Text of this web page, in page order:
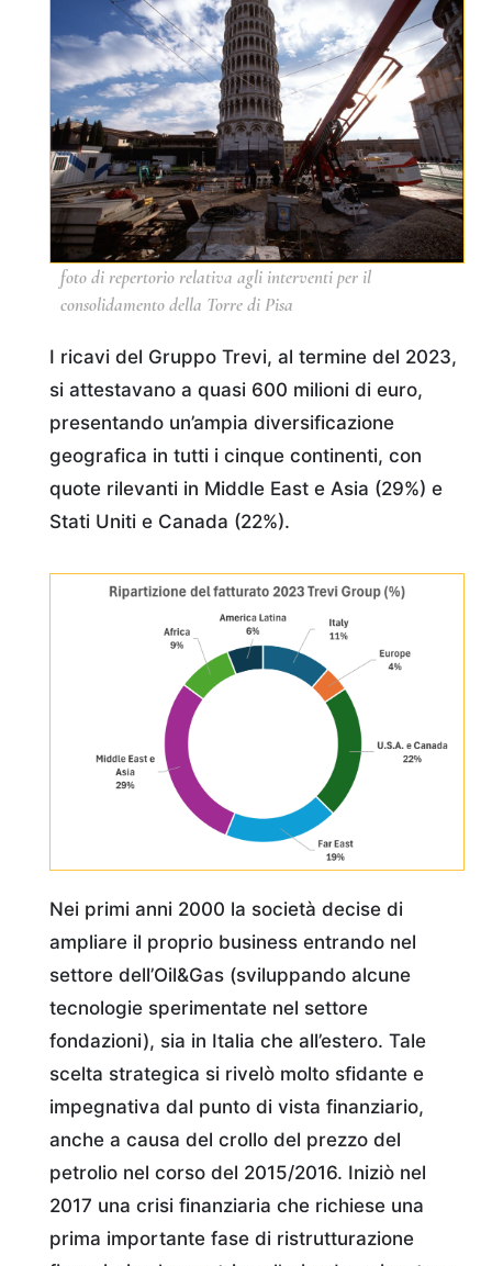
foto di repertorio relativa agli interventi per il
consolidamento della Torre di Pisa
I ricavi del Gruppo Trevi, al termine del 2023,
si attestavano a quasi 600 milioni di euro,
presentando un’ampia diversificazione
geografica in tutti i cinque continenti, con
quote rilevanti in Middle East e Asia (29%) e
Stati Uniti e Canada (22%).
Nei primi anni 2000 la società decise di
ampliare il proprio business entrando nel
settore dell’Oil&Gas (sviluppando alcune
tecnologie sperimentate nel settore
fondazioni), sia in Italia che all’estero. Tale
scelta strategica si rivelò molto sfidante e
impegnativa dal punto di vista finanziario,
anche a causa del crollo del prezzo del
petrolio nel corso del 2015/2016. Iniziò nel
2017 una crisi finanziaria che richiese una
prima importante fase di ristrutturazione